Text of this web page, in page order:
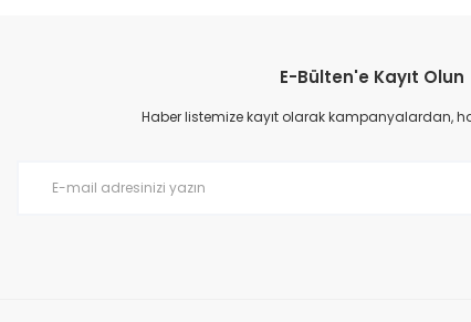
E-Bülten'e Kayıt Olun
Haber listemize kayıt olarak kampanyalardan,